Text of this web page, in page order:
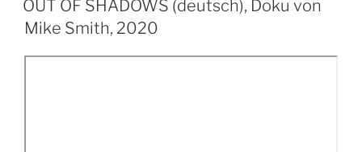
OUT OF SHADOWS (deutsch), Doku von
Mike Smith, 2020